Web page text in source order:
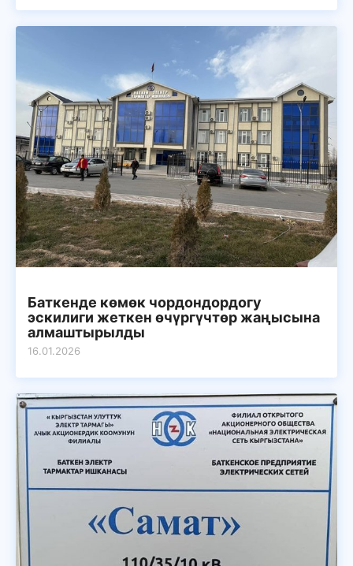
Баткенде көмөк чордондордогу
эскилиги жеткен өчүргүчтөр жаңысына
алмаштырылды
16.01.2026